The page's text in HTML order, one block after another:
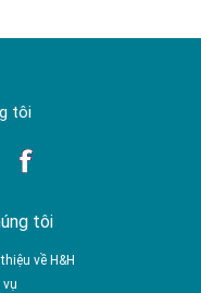
tôi
tôi
về H&H
vụ